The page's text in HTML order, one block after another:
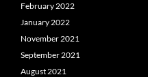
February 2022
January 2022
November 2021
September 2021
August 2021